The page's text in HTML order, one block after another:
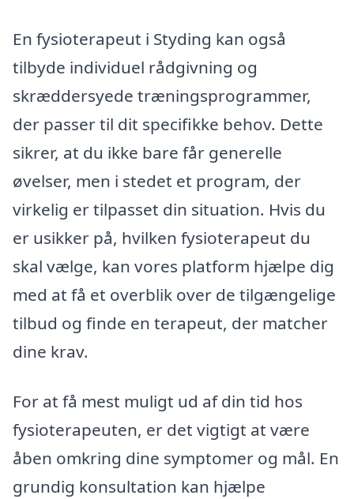
En fysioterapeut i Styding kan også
tilbyde individuel rådgivning og
skræddersyede træningsprogrammer,
der passer til dit specifikke behov. Dette
sikrer, at du ikke bare får generelle
øvelser, men i stedet et program, der
virkelig er tilpasset din situation. Hvis du
er usikker på, hvilken fysioterapeut du
skal vælge, kan vores platform hjælpe dig
med at få et overblik over de tilgængelige
tilbud og finde en terapeut, der matcher
dine krav.
For at få mest muligt ud af din tid hos
fysioterapeuten, er det vigtigt at være
åben omkring dine symptomer og mål. En
grundig konsultation kan hjælpe